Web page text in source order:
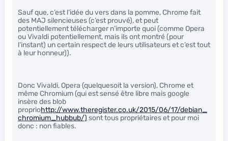
Sauf que, c’est l’idée du vers dans la pomme, Chrome fait
des MAJ silencieuses (c’est prouvé), et peut
potentiellement télécharger n’importe quoi (comme Opera
ou Vivaldi potentiellement, mais ils ont montré (pour
l’instant) un certain respect de leurs utilisateurs et c’est tout
à leur honneur)).
Donc Vivaldi, Opera (quelquesoit la version), Chrome et
même Chromium (qui est sensé être libre mais google
insère des blob
propriohttp://www.theregister.co.uk/2015/06/17/debian_
chromium_hubbub/) sont tous propriétaires et pour moi
donc : non fiables.